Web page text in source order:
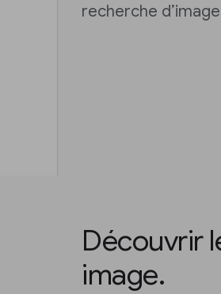
recherche
Découvrir
image.